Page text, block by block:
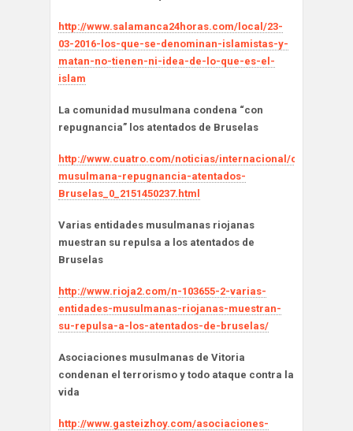
http://www.salamanca24horas.com/local/23-
03-2016-los-que-se-denominan-islamistas-y-
matan-no-tienen-ni-idea-de-lo-que-es-el-
islam
La comunidad musulmana condena “con
repugnancia” los atentados de Bruselas
http://www.cuatro.com/noticias/internacional/comunidad-
musulmana-repugnancia-atentados-
Bruselas_0_2151450237.html
Varias entidades musulmanas riojanas
muestran su repulsa a los atentados de
Bruselas
http://www.rioja2.com/n-103655-2-varias-
entidades-musulmanas-riojanas-muestran-
su-repulsa-a-los-atentados-de-bruselas/
Asociaciones musulmanas de Vitoria
condenan el terrorismo y todo ataque contra la
vida
http://www.gasteizhoy.com/asociaciones-